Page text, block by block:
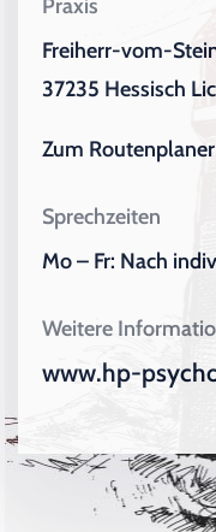
Praxis
Freiherr-vom-
37235 Hessisch
Zum Routenplaner
Sprechzeiten
Mo – Fr: Nach
Weitere
www.hp-